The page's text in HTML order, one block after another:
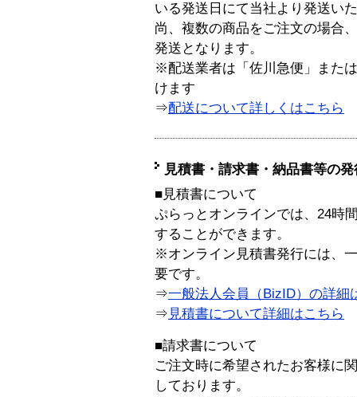
いる発送日にて当社より発送い
尚、複数の商品をご注文の場合
発送となります。
※配送業者は「佐川急便」また
けます
⇒配送について詳しくはこちら
見積書・請求書・納品書等の
■見積書について
ぷらっとオンラインでは、24時
することができます。
※オンライン見積書発行には、
要です。
⇒一般法人会員（BizID）の詳細
⇒ 見積書について詳細はこちら
■請求書について
ご注文時に希望されたお客様に
しております。